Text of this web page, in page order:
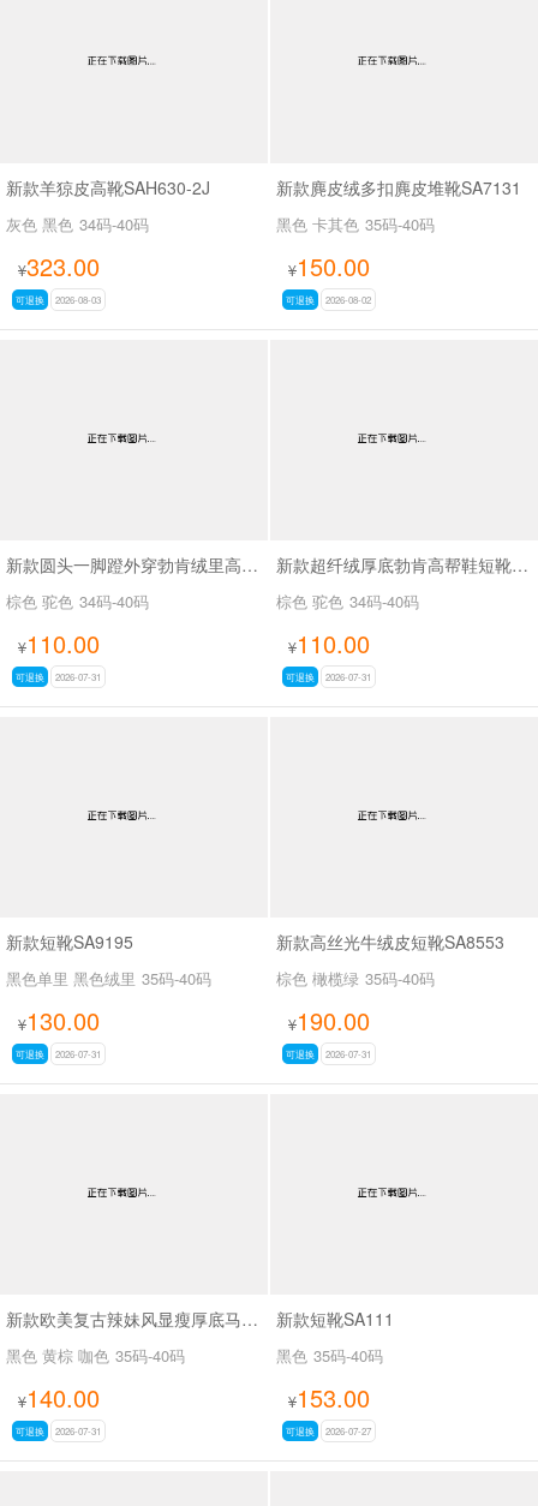
新款羊猄皮高靴SAH630-2J
灰色 黑色 34码-40码
¥323.00
可退换 2026-08-03
新款麂皮绒多扣麂皮堆靴SA7131
黑色 卡其色 35码-40码
¥150.00
可退换 2026-08-02
新款圆头一脚蹬外穿勃肯绒里高帮鞋SA9109
棕色 驼色 34码-40码
¥110.00
可退换 2026-07-31
新款超纤绒厚底勃肯高帮鞋短靴SA9116
棕色 驼色 34码-40码
¥110.00
可退换 2026-07-31
新款短靴SA9195
黑色单里 黑色绒里 35码-40码
¥130.00
可退换 2026-07-31
新款高丝光牛绒皮短靴SA8553
棕色 橄榄绿 35码-40码
¥190.00
可退换 2026-07-31
新款欧美复古辣妹风显瘦厚底马丁靴女褶皱皮带扣机车短靴粗跟中筒靴SA703
黑色 黄棕 咖色 35码-40码
¥140.00
可退换 2026-07-31
新款短靴SA111
黑色 35码-40码
¥153.00
可退换 2026-07-27